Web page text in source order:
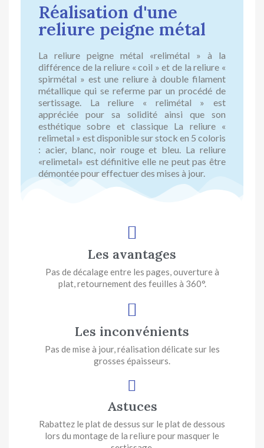
Réalisation d'une
reliure peigne métal
La reliure peigne métal «relimétal » à la
différence de la reliure « coil » et de la reliure «
spirmétal » est une reliure à double filament
métallique qui se referme par un procédé de
sertissage. La reliure « relimétal » est
appréciée pour sa solidité ainsi que son
esthétique sobre et classique La reliure «
relimetal » est disponible sur stock en 5 coloris
: acier, blanc, noir rouge et bleu. La reliure
«relimetal» est définitive elle ne peut pas être
démontée pour effectuer des mises à jour.
Les avantages
Pas de décalage entre les pages, ouverture à
plat, retournement des feuilles à 360°.
Les inconvénients
Pas de mise à jour, réalisation délicate sur les
grosses épaisseurs.
Astuces
Rabattez le plat de dessus sur le plat de dessous
lors du montage de la reliure pour masquer le